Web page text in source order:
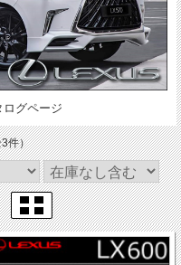
ログページ
件）